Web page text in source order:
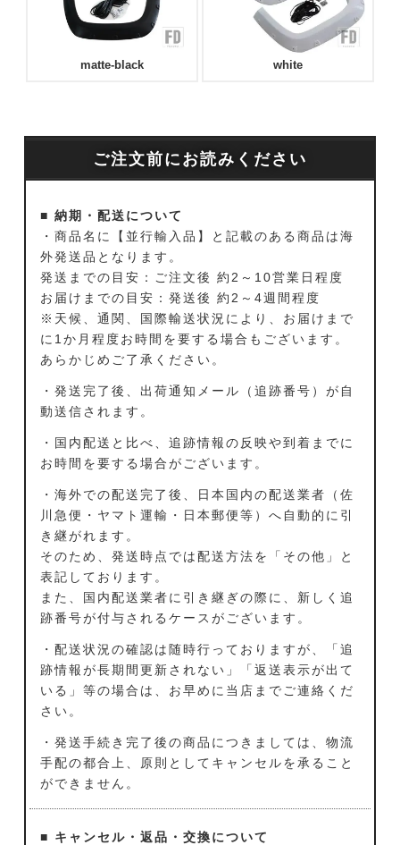
matte-black white
ご注文前にお読みください
■ 納期・配送について
・商品名に【並行輸入品】と記載のある商品は海
外発送品となります。
発送までの目安：ご注文後 約2～10営業日程度
お届けまでの目安：発送後 約2～4週間程度
※天候、通関、国際輸送状況により、お届けまで
に1か月程度お時間を要する場合もございます。
あらかじめご了承ください。
・発送完了後、出荷通知メール（追跡番号）が自
動送信されます。
・国内配送と比べ、追跡情報の反映や到着までに
お時間を要する場合がございます。
・海外での配送完了後、日本国内の配送業者（佐
川急便・ヤマト運輸・日本郵便等）へ自動的に引
き継がれます。
そのため、発送時点では配送方法を「その他」と
表記しております。
また、国内配送業者に引き継ぎの際に、新しく追
跡番号が付与されるケースがございます。
・配送状況の確認は随時行っておりますが、「追
跡情報が長期間更新されない」「返送表示が出て
いる」等の場合は、お早めに当店までご連絡くだ
さい。
・発送手続き完了後の商品につきましては、物流
手配の都合上、原則としてキャンセルを承ること
ができません。
■ キャンセル・返品・交換について